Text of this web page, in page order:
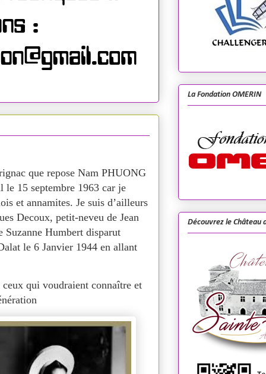
que repose Nam PHUONG
le 15 septembre 1963 car je
et annamites. Je suis d’ailleurs
Decoux, petit-neveu de Jean
Suzanne Humbert disparut
le 6 Janvier 1944 en allant
ceux qui voudraient connaître et
La Fondation OMERIN
Découvrez le Château